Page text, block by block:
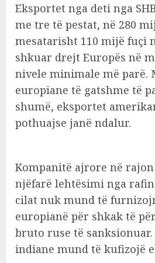
Eksportet nga deti nga
me tre të pestat, në 280
mesatarisht 110 mijë fuçi
shkuar drejt Europës në
nivele minimale më parë.
europiane të gatshme të
shumë, eksportet
pothuajse janë ndalur.
Kompanitë ajrore në
njëfarë lehtësimi nga
cilat nuk mund të
europianë për shkak të
bruto ruse të sanksionuar.
indiane mund të kufizojë